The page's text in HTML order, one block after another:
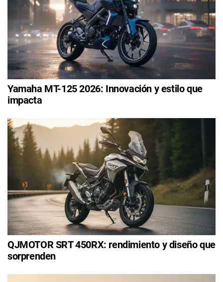
Yamaha MT-125 2026: Innovación y estilo que
impacta
QJMOTOR SRT 450RX: rendimiento y diseño que
sorprenden